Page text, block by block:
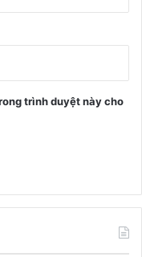
trình duyệt này cho